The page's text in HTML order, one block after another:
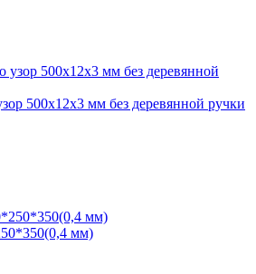
500х12х3 мм без деревянной ручки
мм)